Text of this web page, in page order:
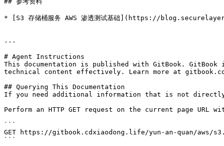
* [S3 存储桶服务 AWS 渗透测试基础](https://
---
# Agent Instructions
This documentation is published with GitBook.
technical content effectively. Learn more at
## Querying This Documentation
If you need additional information that is not directly
Perform an HTTP GET request on the current page
```
GET https://gitbook.cdxiaodong.life/yun-an-quan/aws/
```